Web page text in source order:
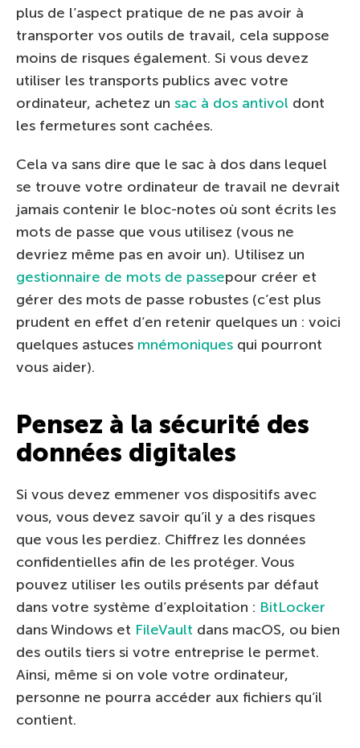
plus de l’aspect pratique de ne pas avoir à
transporter vos outils de travail, cela suppose
moins de risques également. Si vous devez
utiliser les transports publics avec votre
ordinateur, achetez un sac à dos antivol dont
les fermetures sont cachées.
Cela va sans dire que le sac à dos dans lequel
se trouve votre ordinateur de travail ne devrait
jamais contenir le bloc-notes où sont écrits les
mots de passe que vous utilisez (vous ne
devriez même pas en avoir un). Utilisez un
gestionnaire de mots de passepour créer et
gérer des mots de passe robustes (c’est plus
prudent en effet d’en retenir quelques un : voici
quelques astuces mnémoniques qui pourront
vous aider).
Pensez à la sécurité des
données digitales
Si vous devez emmener vos dispositifs avec
vous, vous devez savoir qu’il y a des risques
que vous les perdiez. Chiffrez les données
confidentielles afin de les protéger. Vous
pouvez utiliser les outils présents par défaut
dans votre système d’exploitation : BitLocker
dans Windows et FileVault dans macOS, ou bien
des outils tiers si votre entreprise le permet.
Ainsi, même si on vole votre ordinateur,
personne ne pourra accéder aux fichiers qu’il
contient.